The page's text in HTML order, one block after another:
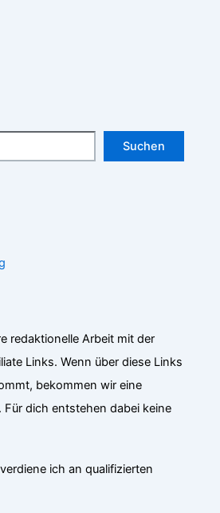
Suchen
redaktionelle Arbeit mit der
Links. Wenn über diese Links
bekommen wir eine
dich entstehen dabei keine
ich an qualifizierten